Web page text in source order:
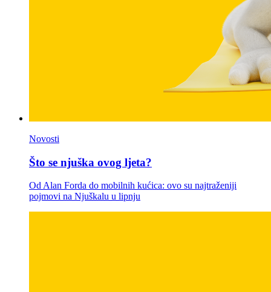
Novosti
Što se njuška ovog ljeta?
Od Alan Forda do mobilnih kućica: ovo su najtraženiji
pojmovi na Njuškalu u lipnju